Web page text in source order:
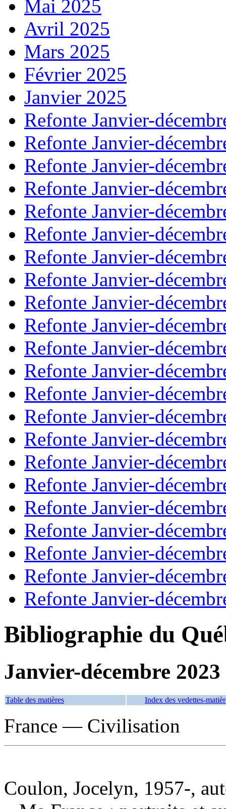
Mai 2025
Avril 2025
Mars 2025
Février 2025
Janvier 2025
Refonte Janvier-
Refonte Janvier-
Refonte Janvier-
Refonte Janvier-
Refonte Janvier-
Refonte Janvier-
Refonte Janvier-
Refonte Janvier-
Refonte Janvier-
Refonte Janvier-
Refonte Janvier-
Refonte Janvier-
Refonte Janvier-
Refonte Janvier-
Refonte Janvier-
Refonte Janvier-
Refonte Janvier-
Refonte Janvier-
Refonte Janvier-
Refonte Janvier-
Refonte Janvier-
Refonte Janvier-
Bibliographie du
Janvier-décembre 2023
Table des matières Index des vedettes-
France — Civilisation
Coulon, Jocelyn, 1957-,